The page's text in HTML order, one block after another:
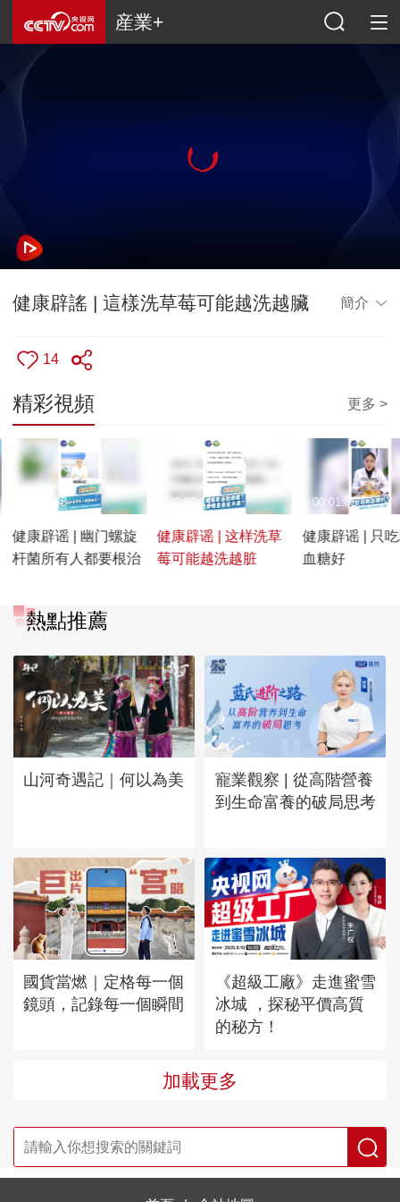
産業+
健康辟謠 | 這樣洗草莓可能越洗越臟 簡介
14
精彩視頻 更多 >
健康辟谣 | 幽门螺旋
杆菌所有人都要根治
00:01:48
健康辟谣 | 这样洗草
莓可能越洗越脏
00:00:11
健康辟谣 | 只
血糖好
00:01:05
熱點推薦
山河奇遇記｜何以為美
寵業觀察 | 從高階營養
到生命富養的破局思考
國貨當燃｜定格每一個
鏡頭，記錄每一個瞬間
《超級工廠》走進蜜雪
冰城 ，探秘平價高質
的秘方！
加載更多